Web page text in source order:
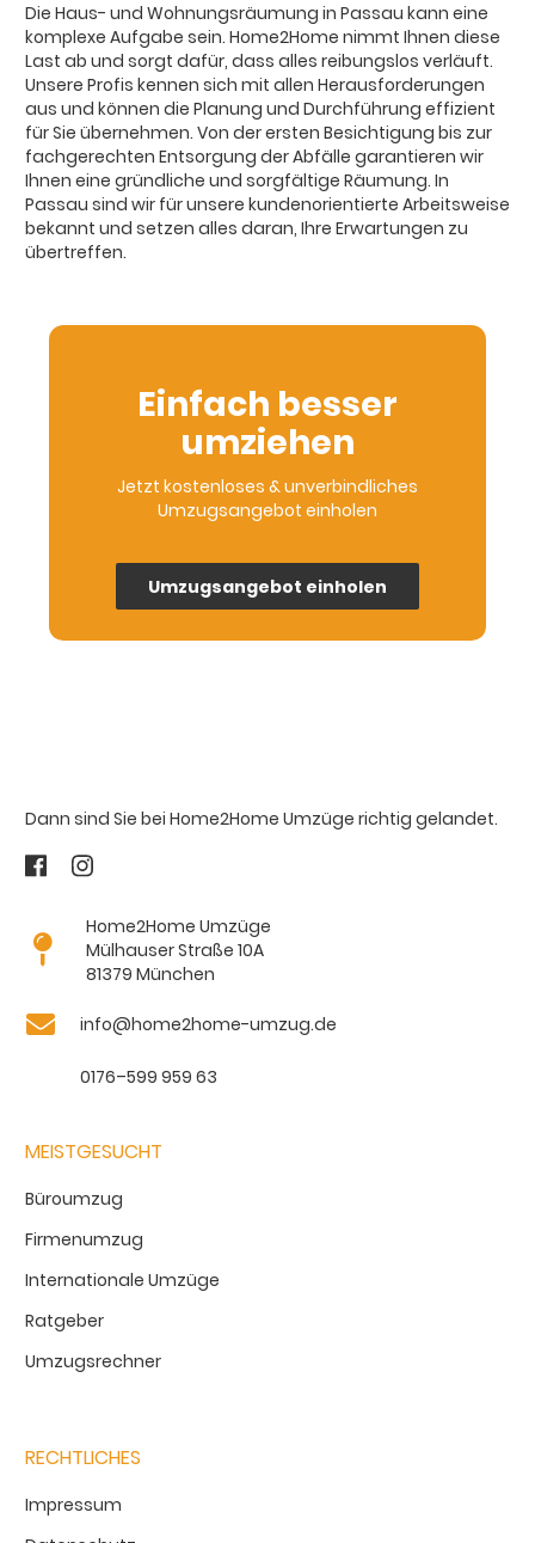
Die Haus- und Wohnungsräumung in Passau kann eine
komplexe Aufgabe sein. Home2Home nimmt Ihnen diese
Last ab und sorgt dafür, dass alles reibungslos verläuft.
Unsere Profis kennen sich mit allen Herausforderungen
aus und können die Planung und Durchführung effizient
für Sie übernehmen. Von der ersten Besichtigung bis zur
fachgerechten Entsorgung der Abfälle garantieren wir
Ihnen eine gründliche und sorgfältige Räumung. In
Passau sind wir für unsere kundenorientierte Arbeitsweise
bekannt und setzen alles daran, Ihre Erwartungen zu
übertreffen.
Einfach besser
umziehen
Jetzt kostenloses & unverbindliches
Umzugsangebot einholen
Umzugsangebot einholen
Dann sind Sie bei Home2Home Umzüge richtig gelandet.
Home2Home Umzüge
Mülhauser Straße 10A
81379 München
info@home2home-umzug.de
0176–599 959 63
MEISTGESUCHT
Büroumzug
Firmenumzug
Internationale Umzüge
Ratgeber
Umzugsrechner
RECHTLICHES
Impressum